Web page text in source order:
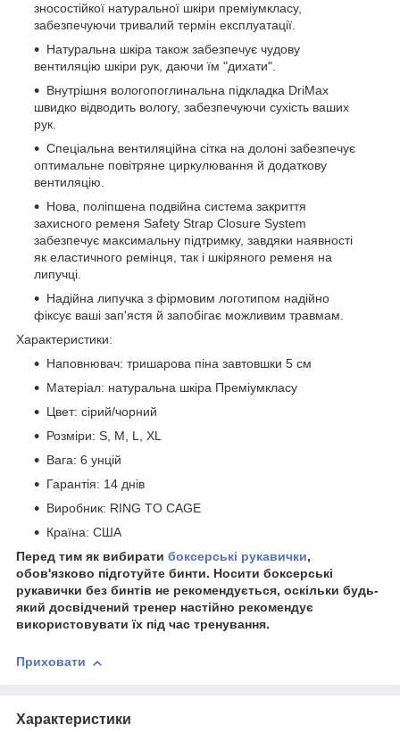
зносостійкої натуральної шкіри преміумкласу,
забезпечуючи тривалий термін експлуатації.
Натуральна шкіра також забезпечує чудову
вентиляцію шкіри рук, даючи їм "дихати".
Внутрішня вологопоглинальна підкладка DriMax
швидко відводить вологу, забезпечуючи сухість ваших
рук.
Спеціальна вентиляційна сітка на долоні забезпечує
оптимальне повітряне циркулювання й додаткову
вентиляцію.
Нова, поліпшена подвійна система закриття
захисного ременя Safety Strap Closure System
забезпечує максимальну підтримку, завдяки наявності
як еластичного ремінця, так і шкіряного ременя на
липучці.
Надійна липучка з фірмовим логотипом надійно
фіксує ваші зап'ястя й запобігає можливим травмам.
Характеристики:
Наповнювач: тришарова піна завтовшки 5 см
Матеріал: натуральна шкіра Преміумкласу
Цвет: сірий/чорний
Розміри: S, M, L, XL
Вага: 6 унцій
Гарантія: 14 днів
Виробник: RING TO CAGE
Країна: США
Перед тим як вибирати боксерські рукавички,
обов'язково підготуйте бинти. Носити боксерські
рукавички без бинтів не рекомендується, оскільки будь-
який досвідчений тренер настійно рекомендує
використовувати їх під час тренування.
Приховати
Характеристики